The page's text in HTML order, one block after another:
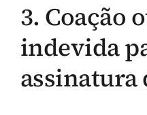
3. Coação
indevida
assinatura